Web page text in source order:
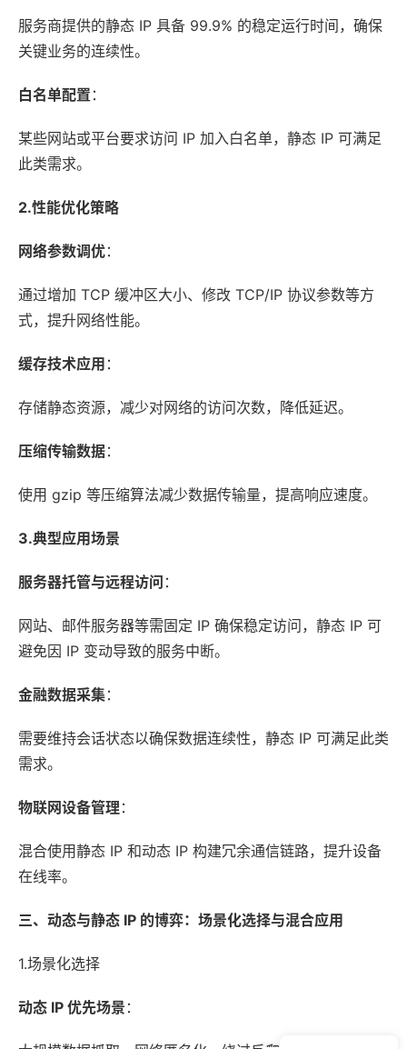
服务商提供的静态 IP 具备 99.9% 的稳定运行时间，确保
关键业务的连续性。
白名单配置 ：
某些网站或平台要求访问 IP 加入白名单，静态 IP 可满足
此类需求。
2.性能优化策略
网络参数调优：
通过增加 TCP 缓冲区大小、修改 TCP/IP 协议参数等方
式，提升网络性能。
缓存技术应用 ：
存储静态资源，减少对网络的访问次数，降低延迟。
压缩传输数据：
使用 gzip 等压缩算法减少数据传输量，提高响应速度。
3.典型应用场景
服务器托管与远程访问 ：
网站、邮件服务器等需固定 IP 确保稳定访问，静态 IP 可
避免因 IP 变动导致的服务中断。
金融数据采集：
需要维持会话状态以确保数据连续性，静态 IP 可满足此类
需求。
物联网设备管理 ：
混合使用静态 IP 和动态 IP 构建冗余通信链路，提升设备
在线率。
三、动态与静态 IP 的博弈：场景化选择与混合应用
1.场景化选择
动态 IP 优先场景 ：